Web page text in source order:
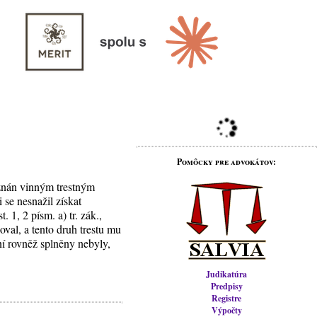
Pomôcky pre advokátov:
Judikatúra
Predpisy
Registre
Výpočty
vinným trestným
nesnažil získat
1, 2 písm. a) tr. zák.,
a tento druh trestu mu
rovněž splněny nebyly,